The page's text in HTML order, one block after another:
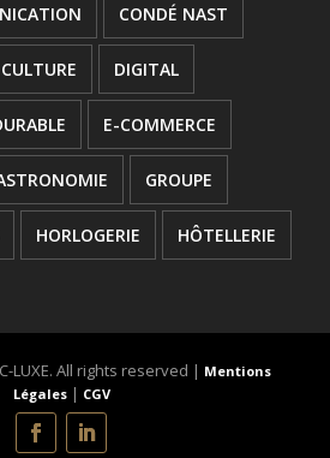
CONDÉ NAST
CULTURE DIGITAL
E-COMMERCE
GROUPE
HORLOGERIE HÔTELLERIE
LUXE LVMH
LUXE. All rights reserved | Mentions
Légales| CGV